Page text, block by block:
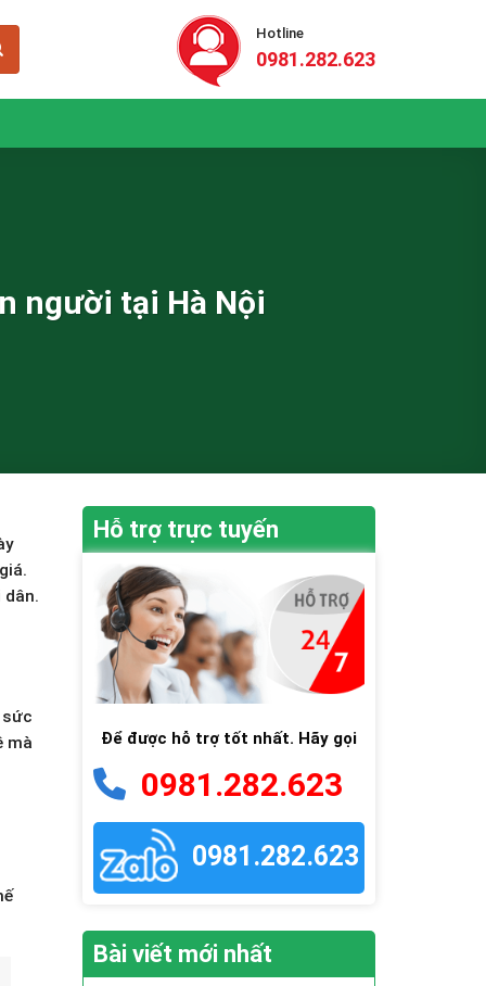
Hotline
0981.282.623
người tại Hà Nội
sức
mà
Hỗ trợ trực tuyến
Để được hỗ trợ tốt nhất. Hãy gọi
0981.282.623
0981.282.623
Bài viết mới nhất